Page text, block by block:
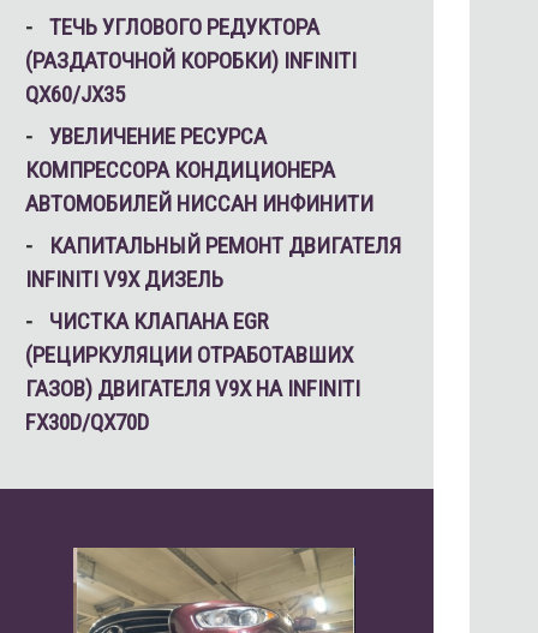
ТЕЧЬ УГЛОВОГО РЕДУКТОРА
(РАЗДАТОЧНОЙ КОРОБКИ) INFINITI
QX60/JX35
УВЕЛИЧЕНИЕ РЕСУРСА
КОМПРЕССОРА КОНДИЦИОНЕРА
АВТОМОБИЛЕЙ НИССАН ИНФИНИТИ
КАПИТАЛЬНЫЙ РЕМОНТ ДВИГАТЕЛЯ
INFINITI V9X ДИЗЕЛЬ
ЧИСТКА КЛАПАНА EGR
(РЕЦИРКУЛЯЦИИ ОТРАБОТАВШИХ
ГАЗОВ) ДВИГАТЕЛЯ V9X НА INFINITI
FX30D/QX70D